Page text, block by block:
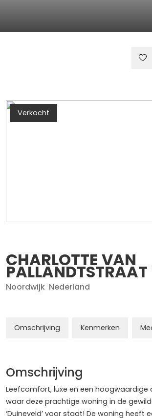
Verkocht
CHARLOTTE VAN
PALLANDTSTRAAT
Noordwijk Nederland
Omschrijving Kenmerken
Omschrijving
Leefcomfort, luxe en een hoogwaardige
waar deze prachtige woning in de
‘Duineveld’ voor staat! De woning heeft